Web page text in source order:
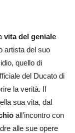
vita del geniale
artista del suo
quello di
del Ducato di
la verità. Il
sua vita, dal
all’incontro con
alle sue opere